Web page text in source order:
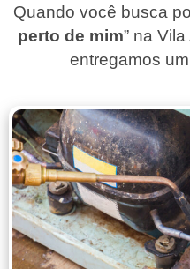
Quando você busca
perto de mim” na
entregamos